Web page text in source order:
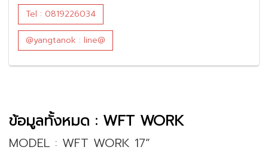
Tel : 0819226034
@yangtanok : line@
ข้อมูลทั้งหมด : WFT WORK
MODEL : WFT WORK 17”